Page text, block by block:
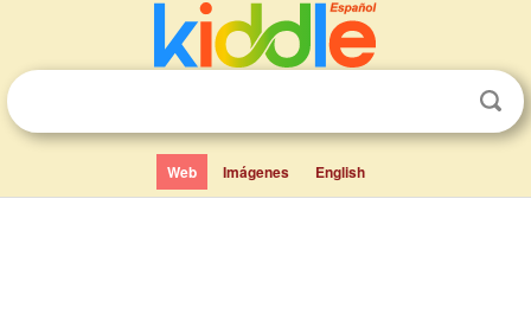
Web Imágenes English